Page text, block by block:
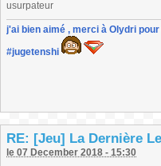
usurpateur
j'ai bien aimé , merci à Olydri
#jugetenshi
RE: [Jeu] La Dernière
le 07 December 2018 - 15:30